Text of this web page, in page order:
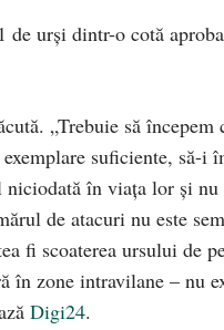
urși dintr-o cotă
„Trebuie să
suficiente, să-i
în viața lor și nu
de atacuri nu este
fi scoaterea ursului de
zone intravilane – nu
Digi24.